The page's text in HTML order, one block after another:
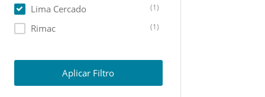
Lima Cercado (1)
Rimac (1)
San Juan De Lurigancho
Independencia (1)
Aplicar Filtro